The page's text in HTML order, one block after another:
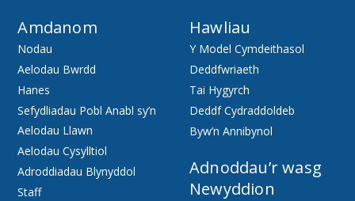
Amdanom
Nodau
Aelodau Bwrdd
Hanes
Sefydliadau Pobl Anabl sy’n
Aelodau Llawn
Aelodau Cysylltiol
Adroddiadau Blynyddol
Staff
Hawliau
Y Model Cymdeithasol
Deddfwriaeth
Tai Hygyrch
Deddf Cydraddoldeb
Byw’n Annibynol
Adnoddau’r wasg
Newyddion